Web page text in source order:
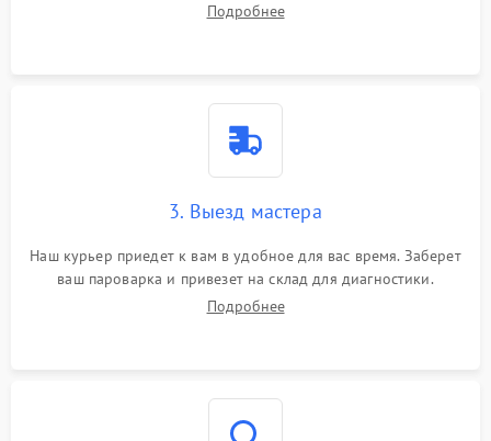
Подробнее
3. Выезд мастера
Наш курьер приедет к вам в удобное для вас время. Заберет
ваш пароварка и привезет на склад для диагностики.
Подробнее